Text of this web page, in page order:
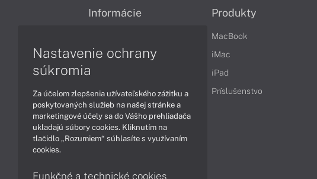
Informácie
Reklamačné podmienky
Ochrana osobných údajov
Vrátenie tovaru
Vyhlásenie o prístupnosti
Cookies
Produkty
MacBook
iMac
iPad
Príslušenstvo
Nastavenie ochrany
súkromia
Za účelom zlepšenia užívateľského zážitku a
poskytovaných služieb na našej stránke a
marketingové účely sa do Vášho prehliadača
ukladajú súbory cookies. Kliknutím na
tlačidlo „Rozumiem“ súhlasíte s využívaním
cookies.
Funkčné a technické cookies